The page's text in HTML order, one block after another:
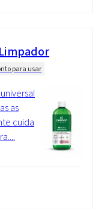
para usar
as
cuida